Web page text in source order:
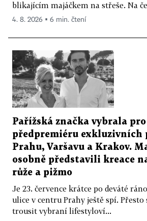
blikajícím majáčkem na střeše. Na
4. 8. 2026 ▪ 6 min. čtení
Pařížská značka vybrala
předpremiéru exkluzivních
Prahu, Varšavu a Krakov.
osobně představili kreace
růže a pižmo
Je 23. července krátce po deváté
ulice v centru Prahy ještě spí. Přesto
trousit vybraní lifestyloví...